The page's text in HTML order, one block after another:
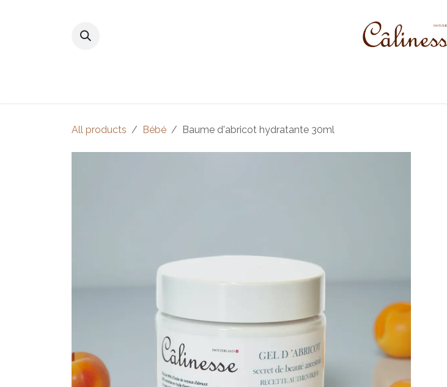
All products Bébé Baume d'abricot hydratante 30ml